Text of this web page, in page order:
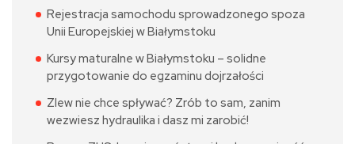
Rejestracja samochodu sprowadzonego spoza
Unii Europejskiej w Białymstoku
Kursy maturalne w Białymstoku – solidne
przygotowanie do egzaminu dojrzałości
Zlew nie chce spływać? Zrób to sam, zanim
wezwiesz hydraulika i dasz mi zarobić!